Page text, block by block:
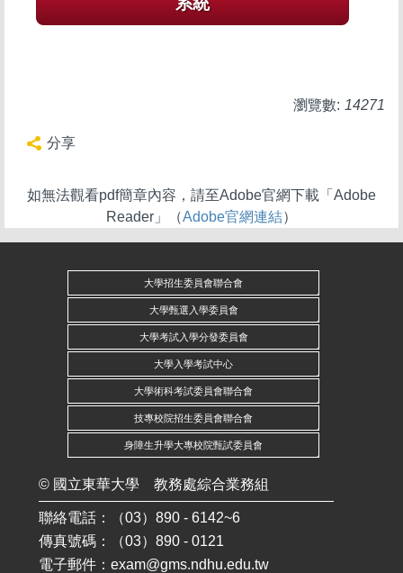
瀏覽數: 14271
分享
如無法觀看pdf簡章內容，請至Adobe官網下載「Adobe
Reader」（Adobe官網連結）
大學招生委員會聯合會
大學甄選入學委員會
大學考試入學分發委員會
大學入學考試中心
大學術科考試委員會聯合會
技專校院招生委員會聯合會
身障生升學大專校院甄試委員會
© 國立東華大學 教務處綜合業務組
聯絡電話：（03）890 - 6142~6
傳真號碼：（03）890 - 0121
電子郵件：exam@gms.ndhu.edu.tw